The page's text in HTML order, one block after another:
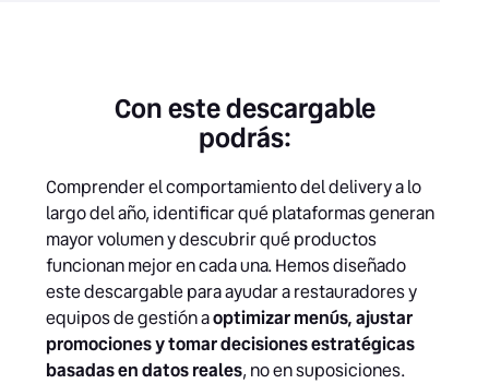
Con este descargable
podrás:
Comprender el comportamiento del delivery a lo
largo del año, identificar qué plataformas generan
mayor volumen y descubrir qué productos
funcionan mejor en cada una. Hemos diseñado
este descargable para ayudar a restauradores y
equipos de gestión aoptimizar menús, ajustar
promociones y tomar decisiones estratégicas
basadas en datos reales, no en suposiciones.